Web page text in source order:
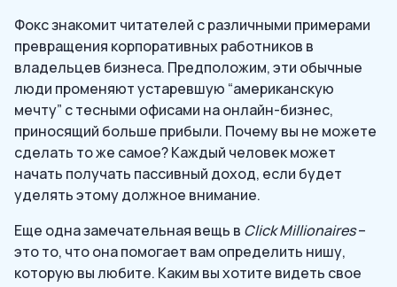
Фокс знакомит читателей с различными примерами
превращения корпоративных работников в
владельцев бизнеса. Предположим, эти обычные
люди променяют устаревшую “американскую
мечту” с тесными офисами на онлайн-бизнес,
приносящий больше прибыли. Почему вы не можете
сделать то же самое? Каждый человек может
начать получать пассивный доход, если будет
уделять этому должное внимание.
Еще одна замечательная вещь в Click Millionaires–
это то, что она помогает вам определить нишу,
которую вы любите. Каким вы хотите видеть свое